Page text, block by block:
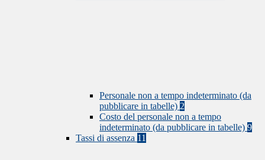
Personale non a tempo indeterminato (da
pubblicare in tabelle) 2
Costo del personale non a tempo
indeterminato (da pubblicare in tabelle) 9
Tassi di assenza 11